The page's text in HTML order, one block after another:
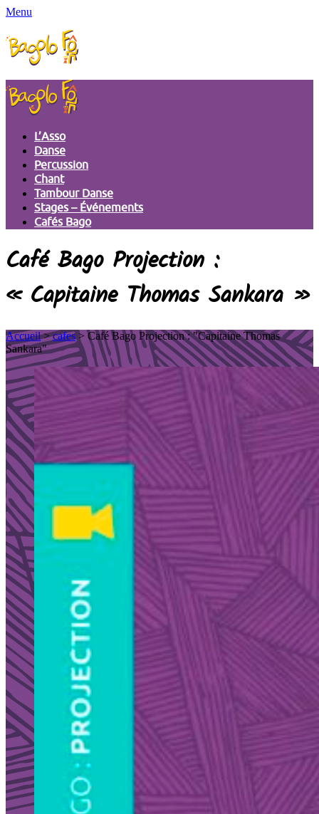
Menu
L’Asso
Danse
Percussion
Chant
Tambour Danse
Stages – Événements
Cafés Bago
Café Bago Projection :
« Capitaine Thomas Sankara »
Accueil>cafes > Café Bago Projection : "Capitaine Thomas
Sankara"